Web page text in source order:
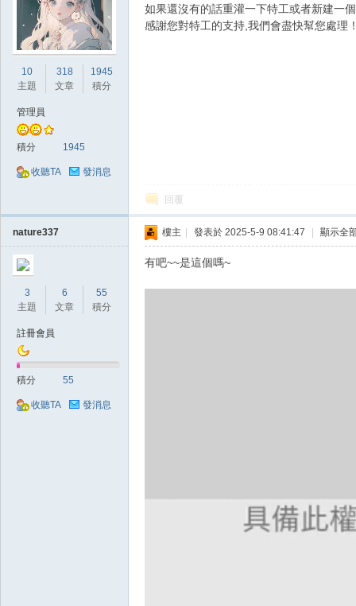
10
主題
318
文章
1945
積分
管理員
積分 1945
收聽TA 發消息
如果還沒有的話重灌一下特工或者新建一
感謝您對特工的支持,我們會盡快幫您處理
回覆
nature337
3
主題
6
文章
55
積分
註冊會員
積分 55
收聽TA 發消息
樓主 發表於 2025-5-9 08:41:47 顯示全
有吧~~是這個嗎~